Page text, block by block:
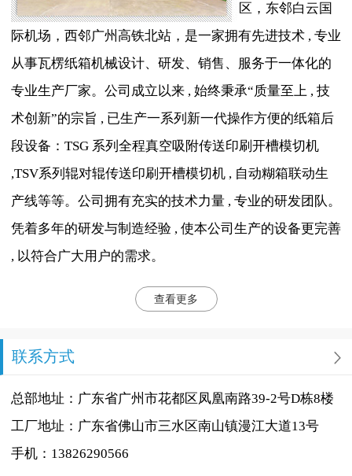
区，东邻白云国
际机场，西邻广州高铁北站，是一家拥有先进技术 , 专业
从事瓦楞纸箱机械设计、研发、销售、服务于一体化的
专业生产厂家。公司成立以来 , 始终秉承“质量至上 , 技
术创新”的宗旨 , 已生产一系列新一代操作方便的纸箱后
段设备：TSG 系列全程真空吸附传送印刷开槽模切机
,TSV系列辊对辊传送印刷开槽模切机 , 自动糊箱联动生
产线等等。公司拥有充实的技术力量 , 专业的研发团队。
凭着多年的研发与制造经验 , 使本公司生产的设备更完善
, 以符合广大用户的需求。
查看更多
联系方式
总部地址：广东省广州市花都区凤凰南路39-2号D栋8楼
工厂地址：广东省佛山市三水区南山镇漫江大道13号
手机：13826290566